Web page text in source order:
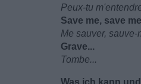
Peux-tu
Save me, save
Me sauver,
Grave...
Tombe...
Was ich kann